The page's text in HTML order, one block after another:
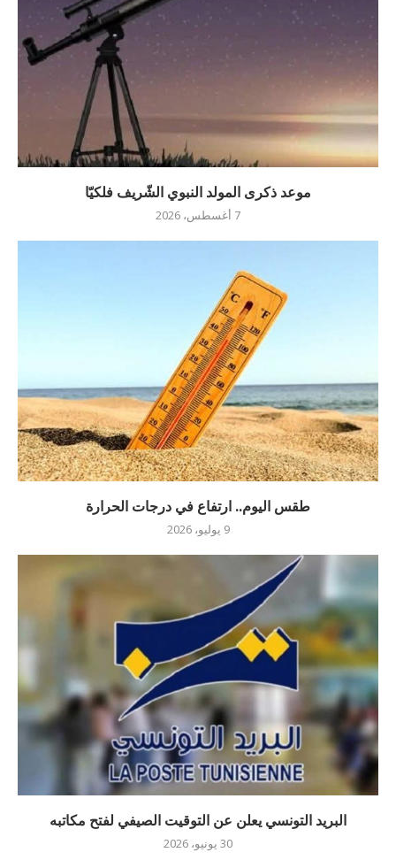
موعد ذكرى المولد النبوي الشّريف فلكيّا
7 أغسطس، 2026
طقس اليوم.. ارتفاع في درجات الحرارة
9 يوليو، 2026
البريد التونسي يعلن عن التوقيت الصيفي لفتح مكاتبه
30 يونيو، 2026